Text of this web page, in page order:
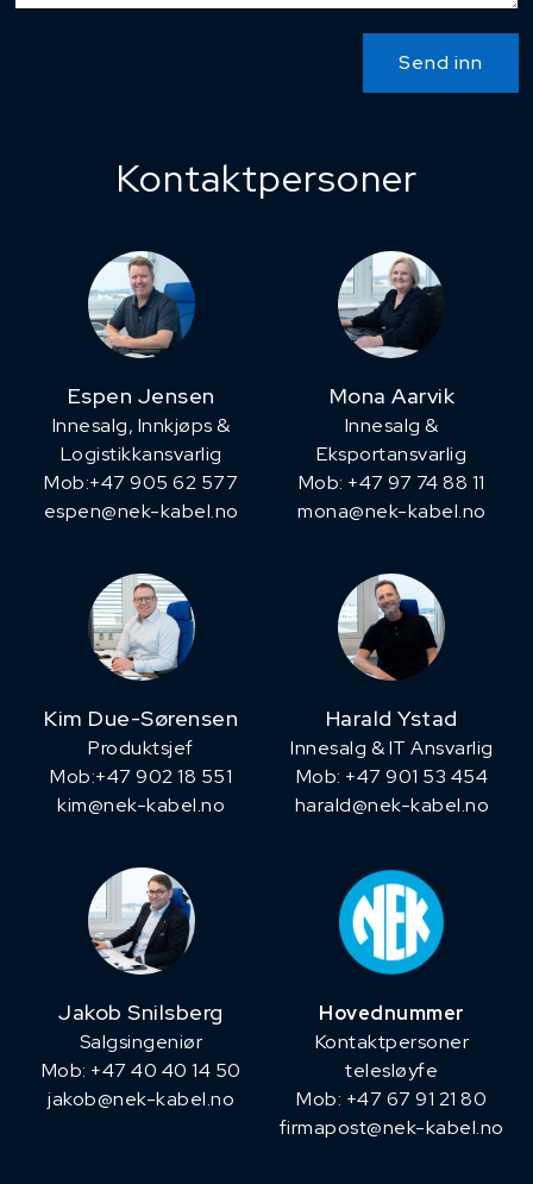
Send inn
Kontaktpersoner
Espen Jensen
Innesalg, ​Innkjøps &
Logistikkansvarlig
Mob:+47 905 62 577
espen@nek-kabel.no
Mona Aarvik
Innesalg &
Eksportansvarlig
Mob: +47 97 74 88 11
mona@nek-kabel.no
Kim Due-Sørensen
Produktsjef
​Mob:+47 902 18 551
kim@nek-kabel.no
Harald Ystad
Innesalg & IT Ansvarlig
Mob: +47 901 53 454
harald@nek-kabel.no
Jakob Snilsberg
​Salgsingeniør
Mob: +47 40 40 14 50
jakob@nek-kabel.no
Hovednummer
Kontaktpersoner
telesløyfe
Mob: +47 67 91 21 80
firmapost@nek-kabel.no